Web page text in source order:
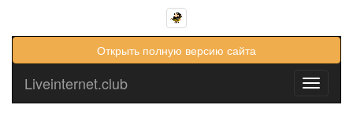
Открыть полную версию сайта
Toggle
Liveinternet.club